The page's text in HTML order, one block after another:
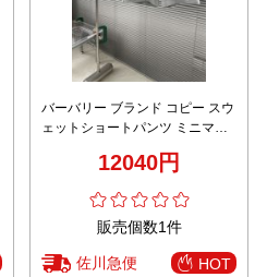
バーバリー ブランド コピー スウ
ェットショートパンツ ミニマル
12040円
販売個数1件
佐川急便 HOT